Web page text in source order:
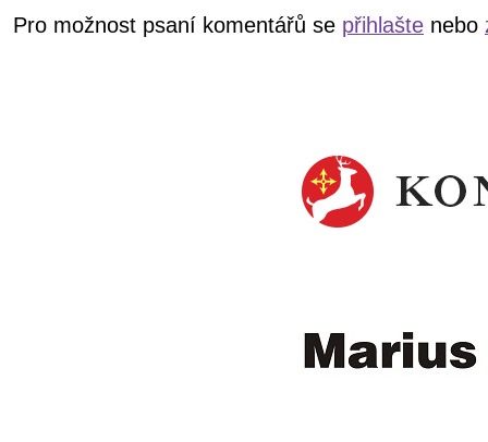
Pro možnost psaní komentářů se přihlašte nebo